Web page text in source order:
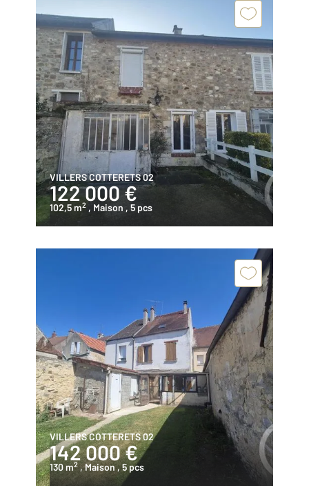
VILLERS COTTERETS 02
122 000 €
102,5 m2 , Maison , 5 pcs
VILLERS COTTERETS 02
142 000 €
130 m2 , Maison , 5 pcs